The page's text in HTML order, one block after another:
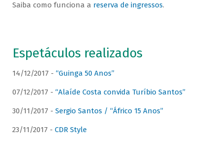
Saiba como funciona a reserva de ingressos.
Espetáculos realizados
14/12/2017 - “Guinga 50 Anos”
07/12/2017 - “Alaíde Costa convida Turíbio Santos”
30/11/2017 - Sergio Santos / “Áfrico 15 Anos”
23/11/2017 - CDR Style